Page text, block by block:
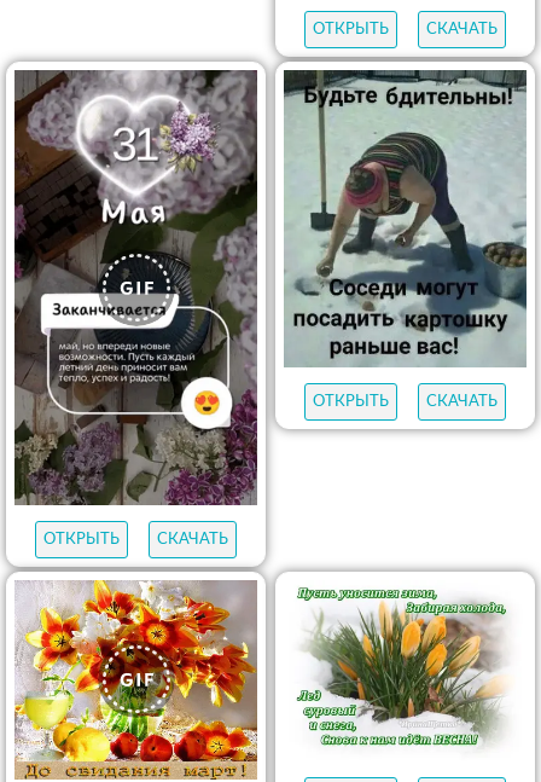
ОТКРЫТЬ СКАЧАТЬ
ОТКРЫТЬ СКАЧАТЬ
ОТКРЫТЬ СКАЧАТЬ